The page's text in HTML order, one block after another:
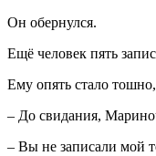
Он обернулся.
Ещё человек пять
Ему опять стало
– До свидания,
– Вы не записали мой